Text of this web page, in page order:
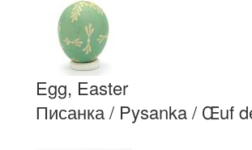
Egg, Easter
Писанка / Pysanka / Œuf